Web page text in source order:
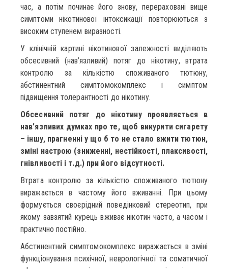
час, а потім починає його знову, перераховані вище
симптоми нікотинової інтоксикації повторюються з
високим ступенем виразності.
У клінічній картині нікотинової залежності виділяють
обсесивний (нав’язливий) потяг до нікотину, втрата
контролю за кількістю споживаного тютюну,
абстинентний симптомокомплекс і симптом
підвищення толерантності до нікотину.
Обсесивний потяг до нікотину проявляється в
нав’язливих думках про те, щоб викурити сигарету
– іншу, прагненні у що б то не стало вжити тютюн,
зміні настрою (зниженні, нестійкості, плаксивості,
гнівливості і т.д.) при його відсутності.
Втрата контролю за кількістю споживаного тютюну
виражається в частому його вживанні. При цьому
формується своєрідний поведінковий стереотип, при
якому завзятий курець вживає нікотин часто, а часом і
практично постійно.
Абстинентний симптомокомплекс виражається в зміні
функціонування психічної, неврологічної та соматичної